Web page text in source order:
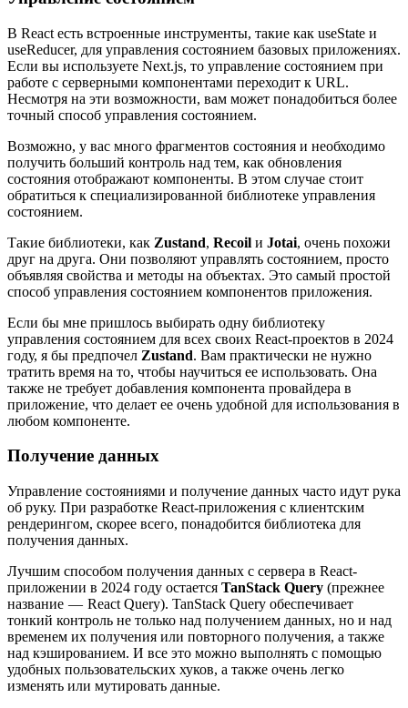
В React есть встроенные инструменты, такие как useState и
useReducer, для управления состоянием базовых приложениях.
Если вы используете Next.js, то управление состоянием при
работе с серверными компонентами переходит к URL.
Несмотря на эти возможности, вам может понадобиться более
точный способ управления состоянием.
Возможно, у вас много фрагментов состояния и необходимо
получить больший контроль над тем, как обновления
состояния отображают компоненты. В этом случае стоит
обратиться к специализированной библиотеке управления
состоянием.
Такие библиотеки, как Zustand, Recoil и Jotai, очень похожи
друг на друга. Они позволяют управлять состоянием, просто
объявляя свойства и методы на объектах. Это самый простой
способ управления состоянием компонентов приложения.
Если бы мне пришлось выбирать одну библиотеку
управления состоянием для всех своих React-проектов в 2024
году, я бы предпочел Zustand. Вам практически не нужно
тратить время на то, чтобы научиться ее использовать. Она
также не требует добавления компонента провайдера в
приложение, что делает ее очень удобной для использования в
любом компоненте.
Получение данных
Управление состояниями и получение данных часто идут рука
об руку. При разработке React-приложения с клиентским
рендерингом, скорее всего, понадобится библиотека для
получения данных.
Лучшим способом получения данных с сервера в React-
приложении в 2024 году остается TanStack Query (прежнее
название — React Query). TanStack Query обеспечивает
тонкий контроль не только над получением данных, но и над
временем их получения или повторного получения, а также
над кэшированием. И все это можно выполнять с помощью
удобных пользовательских хуков, а также очень легко
изменять или мутировать данные.